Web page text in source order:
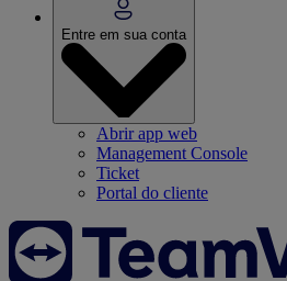
Entre em sua conta
Abrir app web
Management Console
Ticket
Portal do cliente